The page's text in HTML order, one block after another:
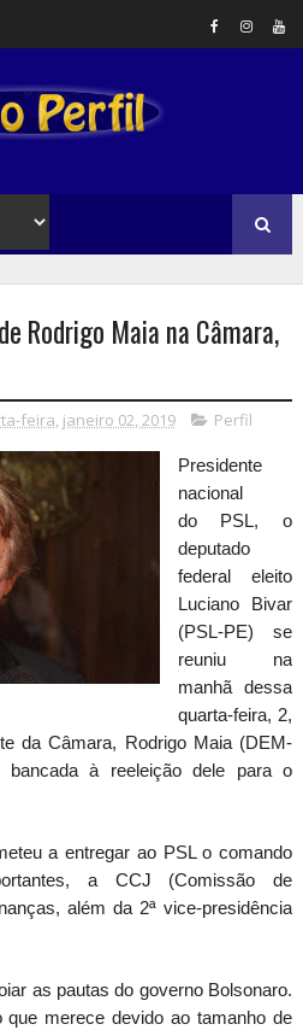
Rodrigo Maia na Câmara,
feira, janeiro 02, 2019 Perfil
Presidente
nacional
do PSL, o
deputado
federal eleito
Luciano Bivar
(PSL-PE) se
reuniu na
manhã dessa
quarta-feira, 2,
da Câmara, Rodrigo Maia (DEM-
à reeleição dele para o
a entregar ao PSL o comando
a CCJ (Comissão de
além da 2ª vice-presidência
as pautas do governo Bolsonaro.
merece devido ao tamanho de